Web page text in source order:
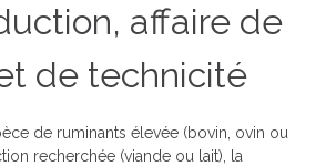
affaire de
de technicité
de ruminants élevée (bovin, ovin ou
recherchée (viande ou lait), la